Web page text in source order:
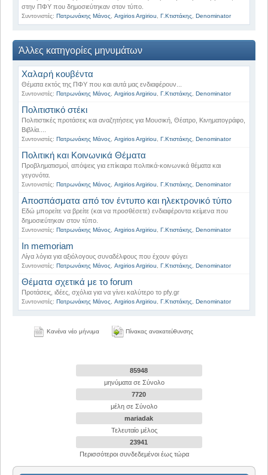
στην ΠΦΥ που δημοσιεύτηκαν στον τύπο.
Συντονιστές: Πατρωνάκης Μάνος Argirios Argiriou Γ.Κτιστάκης Denominator
Άλλες κατηγορίες μηνυμάτων
Χαλαρή κουβέντα
Θέματα εκτός της ΠΦΥ που και αυτά μας ενδιαφέρουν...
Συντονιστές: Πατρωνάκης Μάνος Argirios Argiriou Γ.Κτιστάκης Denominator
Πολιτιστικό στέκι
Πολιτιστικές προτάσεις και αναζητήσεις για Μουσική, Θέατρο, Κινηματογράφο,
Βιβλία....
Συντονιστές: Πατρωνάκης Μάνος Argirios Argiriou Γ.Κτιστάκης Denominator
Πολιτική και Κοινωνικά Θέματα
Προβληματισμοί, απόψεις για επίκαιρα πολιτικά-κοινωνικά θέματα και
γεγονότα.
Συντονιστές: Πατρωνάκης Μάνος Argirios Argiriou Γ.Κτιστάκης Denominator
Αποσπάσματα από τον έντυπο και ηλεκτρονικό τύπο
Εδώ μπορείτε να βρείτε (και να προσθέσετε) ενδιαφέροντα κείμενα που
δημοσιεύτηκαν στον τύπο.
Συντονιστές: Πατρωνάκης Μάνος Argirios Argiriou Γ.Κτιστάκης Denominator
Ιn memoriam
Λίγα λόγια για αξιόλογους συναδέλφους που έχουν φύγει
Συντονιστές: Πατρωνάκης Μάνος Argirios Argiriou Γ.Κτιστάκης Denominator
Θέματα σχετικά με το forum
Προτάσεις, ιδέες, σχόλια για να γίνει καλύτερο το pfy.gr
Συντονιστές: Πατρωνάκης Μάνος Argirios Argiriou Γ.Κτιστάκης Denominator
Κανένα νέο μήνυμα Πίνακας ανακατεύθυνσης
85948
μηνύματα σε Σύνολο
7720
μέλη σε Σύνολο
mariadak
Τελευταίο μέλος
23941
Περισσότεροι συνδεδεμένοι έως τώρα